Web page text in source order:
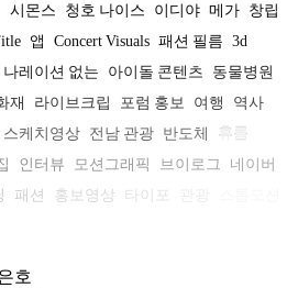
시몬스 청호 나이스 이디야 메가 창립
앱 Concert Visuals 패션 필름 3d
나레이션 없는 아이돌 콘텐츠
동물병원
재 라이브크립 포럼 홍보 여행
역사
스케치영상 전남 관광 반도체
휴롬
인터뷰 모션그래픽 브이로그
네이버
패션 홍보영상 타이포
호